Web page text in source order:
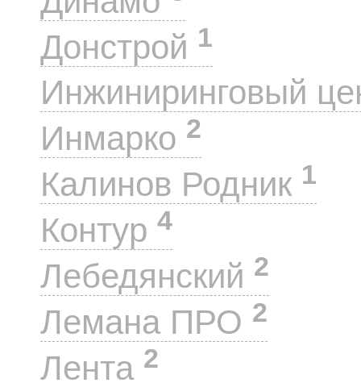
Донстрой 1
Инжиниринговый
Инмарко 2
Калинов Родник 1
Контур 4
Лебедянский 2
Лемана ПРО 2
Лента 2